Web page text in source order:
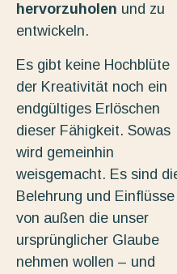
hervorzuholen und zu
entwickeln.
Es gibt keine Hochblüte
der Kreativität noch ein
endgültiges Erlöschen
dieser Fähigkeit. Sowas
wird gemeinhin
weisgemacht. Es sind
Belehrung und Einflüsse
von außen die unser
ursprünglicher Glaube
nehmen wollen – und